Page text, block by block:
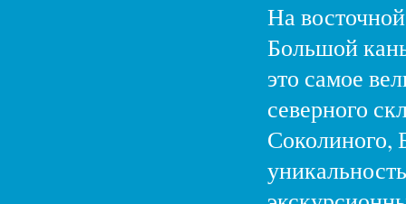
На
Большой
это самое
северного
Соколиного,